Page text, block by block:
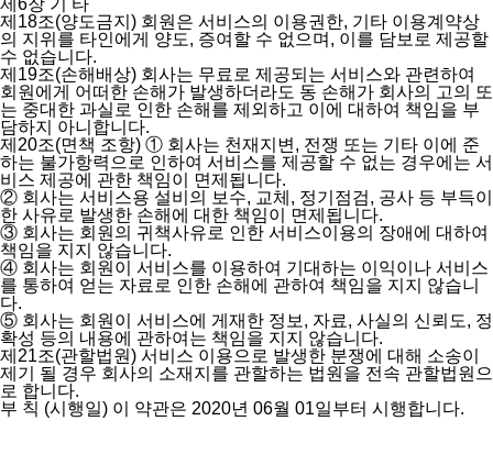
제18조(양도금지) 회원은 서비스의 이용권한, 기타 이용계약상
의 지위를 타인에게 양도, 증여할 수 없으며, 이를 담보로 제공할
수 없습니다.
제19조(손해배상) 회사는 무료로 제공되는 서비스와 관련하여
회원에게 어떠한 손해가 발생하더라도 동 손해가 회사의 고의 또
는 중대한 과실로 인한 손해를 제외하고 이에 대하여 책임을 부
담하지 아니합니다.
제20조(면책 조항) ① 회사는 천재지변, 전쟁 또는 기타 이에 준
하는 불가항력으로 인하여 서비스를 제공할 수 없는 경우에는 서
비스 제공에 관한 책임이 면제됩니다.
② 회사는 서비스용 설비의 보수, 교체, 정기점검, 공사 등 부득이
한 사유로 발생한 손해에 대한 책임이 면제됩니다.
③ 회사는 회원의 귀책사유로 인한 서비스이용의 장애에 대하여
책임을 지지 않습니다.
④ 회사는 회원이 서비스를 이용하여 기대하는 이익이나 서비스
를 통하여 얻는 자료로 인한 손해에 관하여 책임을 지지 않습니
다.
⑤ 회사는 회원이 서비스에 게재한 정보, 자료, 사실의 신뢰도, 정
확성 등의 내용에 관하여는 책임을 지지 않습니다.
제21조(관할법원) 서비스 이용으로 발생한 분쟁에 대해 소송이
제기 될 경우 회사의 소재지를 관할하는 법원을 전속 관할법원으
로 합니다.
부 칙 (시행일) 이 약관은 2020년 06월 01일부터 시행합니다.